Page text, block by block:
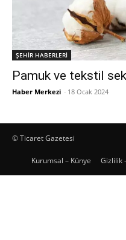
ŞEHİR HABERLERİ
Pamuk ve tekstil
Haber Merkezi - 18 Ocak 2024
© Ticaret Gazetesi
Kurumsal – Künye Gizlilik